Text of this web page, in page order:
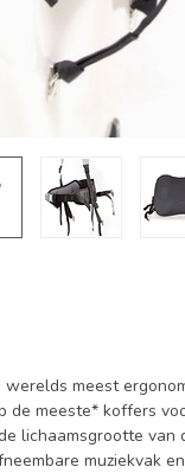
werelds meest
de meeste* koffers
lichaamsgrootte van
muziekvak